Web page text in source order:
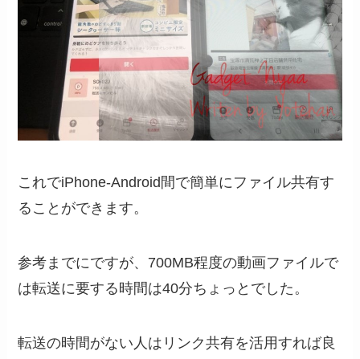
これでiPhone-Android間で簡単にファイル共有す
ることができます。
参考までにですが、700MB程度の動画ファイルで
は転送に要する時間は40分ちょっとでした。
転送の時間がない人はリンク共有を活用すれば良